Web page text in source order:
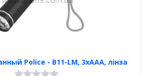
Poliсe - B11-LM, 3xAAA, лінза